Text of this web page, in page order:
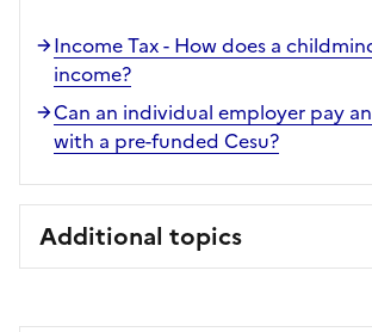
Income Tax - How does a
income?
Can an individual employer pay
with a pre-funded Cesu?
Additional topics